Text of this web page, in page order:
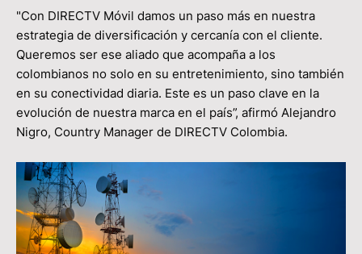
"Con DIRECTV Móvil damos un paso más en nuestra
estrategia de diversificación y cercanía con el cliente.
Queremos ser ese aliado que acompaña a los
colombianos no solo en su entretenimiento, sino también
en su conectividad diaria. Este es un paso clave en la
evolución de nuestra marca en el país”, afirmó Alejandro
Nigro, Country Manager de DIRECTV Colombia.